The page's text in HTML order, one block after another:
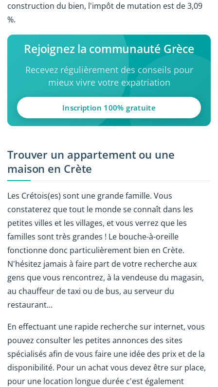
construction du bien, l'impôt de mutation est de 3,09
%.
Rejoignez la communauté Grèce
Recevez régulièrement des conseils pour
mieux vivre votre expatriation
Inscription 100% gratuite
Trouver un appartement ou une
maison en Crète
Les Crétois(es) sont une grande famille. Vous
constaterez que tout le monde se connaît dans les
petites villes et les villages, et vous verrez que les
familles sont très grandes ! Le bouche-à-oreille
fonctionne donc particulièrement bien en Crète.
N'hésitez jamais à faire part de votre recherche aux
gens que vous rencontrez, à la vendeuse du magasin,
au chauffeur de taxi ou de bus, au serveur du
restaurant...
En effectuant une rapide recherche sur internet, vous
pouvez consulter les petites annonces des sites
spécialisés afin de vous faire une idée des prix et de la
disponibilité. Pour un achat vous devez être sur place,
pour une location longue durée c'est également